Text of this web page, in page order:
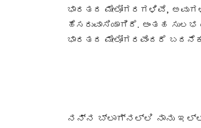
ಭಾರತದ ಮೇಲೋಗರಗಳಿವೆ,
ಹೆಸರುವಾಸಿಯಾಗಿದೆ. ಅಂತಹ
ಭಾರತದ ಮೇಲೋಗರವೆಂದರೆ
ನನ್ನ ಬ್ಲಾಗ್‌ನಲ್ಲಿ ನಾನು